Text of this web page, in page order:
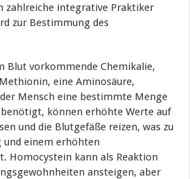
zahlreiche integrative Praktiker
zur Bestimmung des
Blut vorkommende Chemikalie,
eine Aminosäure,
Mensch eine bestimmte Menge
können erhöhte Werte auf
und die Blutgefäße reizen, was zu
einem erhöhten
Homocystein kann als Reaktion
ansteigen, aber